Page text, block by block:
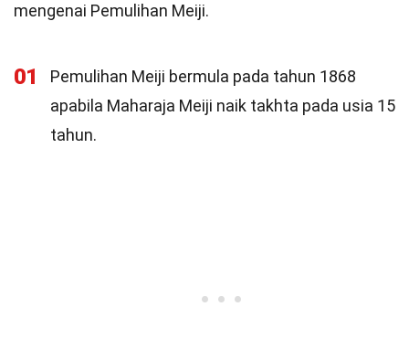
mengenai Pemulihan Meiji.
01
Pemulihan Meiji bermula pada tahun 1868
apabila Maharaja Meiji naik takhta pada usia 15
tahun.